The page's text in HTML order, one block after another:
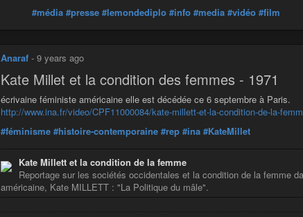
#média #presse #lemondediplo #info #media #vidéo #film
Anaraf - 9 years ago
Kate Millet et la condition des femmes - 1971
écrivaine féministe américaine elle est décédée ce 6 septembre à Paris.
http://www.ina.fr/video/CPF11000084/kate-millett-et-la-condition-de-la-
#féminisme #histoire-contemporaine #rep #ina #KateMillet
Kate Millett et la condition de la femme
Reportage sur les sociétés occidentales et la condition de la femme
américaine, Kate MILLETT : "La Politique du mâle".